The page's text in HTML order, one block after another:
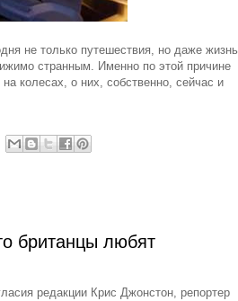
не только путешествия, но даже жизнь
странным. Именно по этой причине
колесах, о них, собственно, сейчас и
британцы любят
редакции Крис Джонстон, репортер